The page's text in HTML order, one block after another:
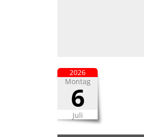
Montag
6
Juli
2026